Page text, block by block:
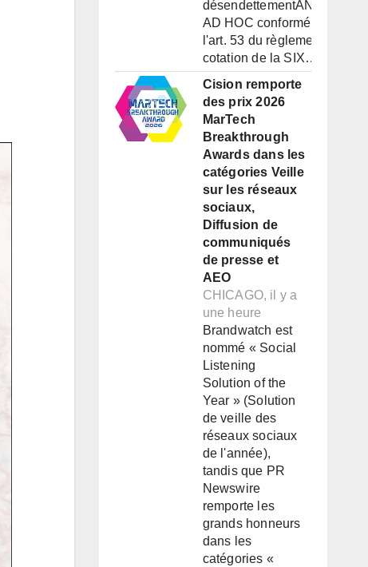
désendettementANNONCE
AD HOC conformément à
l'art. 53 du règlement de
cotation de la SIX…
Cision remporte
des prix 2026
MarTech
Breakthrough
Awards dans les
catégories Veille
sur les réseaux
sociaux,
Diffusion de
communiqués
de presse et
AEO
CHICAGO, il y a
une heure
Brandwatch est
nommé « Social
Listening
Solution of the
Year » (Solution
de veille des
réseaux sociaux
de l'année),
tandis que PR
Newswire
remporte les
grands honneurs
dans les
catégories «